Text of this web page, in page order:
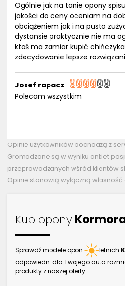
Ogólnie jak na tanie opony
jakości do ceny oceniam na
obciążeniem jak i na pusto
dystansie praktycznie nie ma
ktoś ma zamiar kupić
zdecydowanie lepsze
Jozef rapacz
Polecam wszystkim
Opinie użytkowników pochodzą z
Gromadzone są w wyniku ankiet
przeprowadzanych wśród klientów
Opinie stanowią wyłączną
Kup opony
Sprawdź modele opon letnich
odpowiedni dla Twojego auta
produkty z naszej oferty.